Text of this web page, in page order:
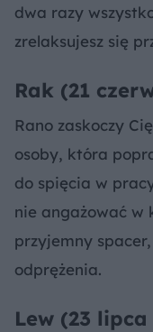
dwa razy
zrelaksujesz się
Rak (21
Rano zaskoczy
osoby, która
do spięcia w
nie angażować w
przyjemny
odprężenia.
Lew (23